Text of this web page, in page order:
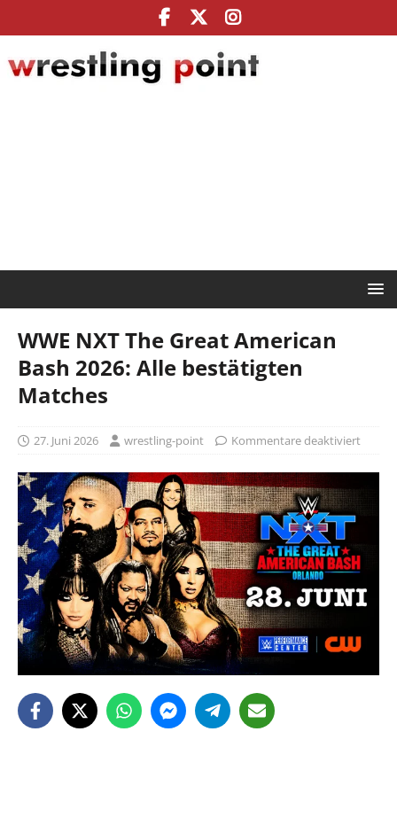
WWE NXT The Great American
Bash 2026: Alle bestätigten
Matches
27. Juni 2026 wrestling-point Kommentare deaktiviert